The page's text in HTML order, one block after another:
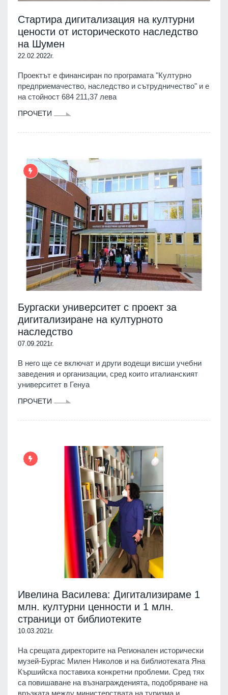
Стартира дигитализация на културни
цености от историческото наследство
на Шумен
22.02.2022г.
Проектът е финансиран по програмата "Културно
предприемачество, наследство и сътрудничество" и е
на стойност 684 211,37 лева
ПРОЧЕТИ
Бургаски университет с проект за
дигитализиране на културното
наследство
07.09.2021г.
В него ще се включат и други водещи висши учебни
заведения и организации, сред които италианският
университет в Генуа
ПРОЧЕТИ
Ивелина Василева: Дигитализираме 1
млн. културни ценности и 1 млн.
страници от библиотеките
10.03.2021г.
На срещата директорите на Регионален исторически
музей-Бургас Милен Николов и на библиотеката Яна
Кършийска поставиха конкретни проблеми. Сред тях
са повишаване на възнагражденията, подобряване на
връзката между министерствата на туризма и